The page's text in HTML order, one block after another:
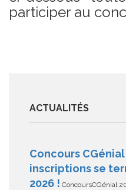
participer au
ACTUALITÉS
Concours
inscriptions se
2026 ! ConcoursCGénial